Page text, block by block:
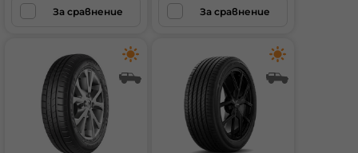
За сравнение За сравнение